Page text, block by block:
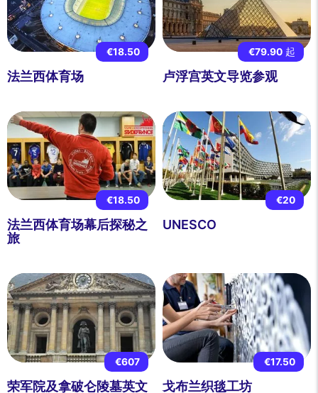
€18.50
法兰西体育场
€79.90起
卢浮宫英文导览参观
€18.50
法兰西体育场幕后探秘之
旅
€20
UNESCO
€607
荣军院及拿破仑陵墓英文
€17.50
戈布兰织毯工坊